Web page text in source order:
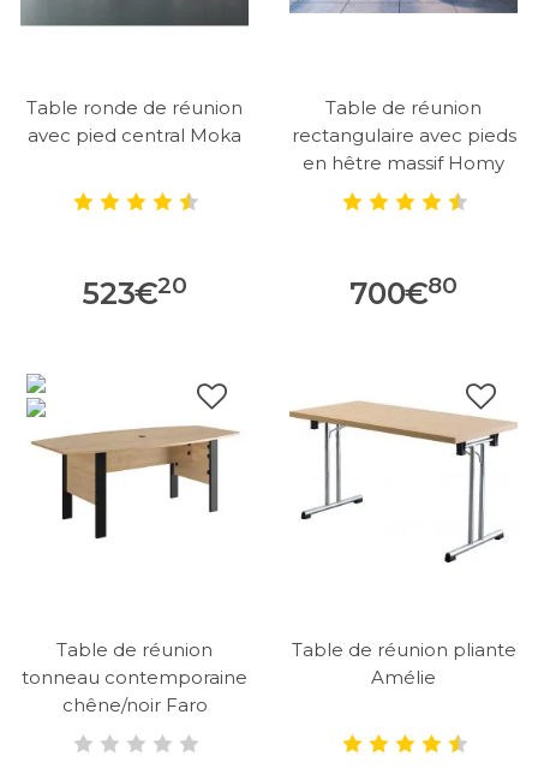
Table ronde de réunion
avec pied central Moka
523€20
Table de réunion
rectangulaire avec pieds
en hêtre massif Homy
700€80
Table de réunion
tonneau contemporaine
chêne/noir Faro
Table de réunion pliante
Amélie